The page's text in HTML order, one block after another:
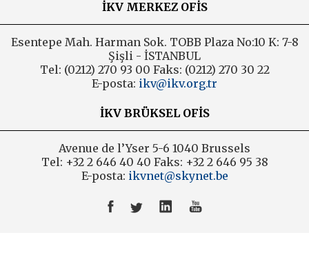
2011
2010
2008
2007
İKV MERKEZ OFİS
Esentepe Mah. Harman Sok. TOBB Plaza No:10 K: 7-8
Şişli - İSTANBUL
Tel: (0212) 270 93 00 Faks: (0212) 270 30 22
E-posta: ikv@ikv.org.tr
İKV BRÜKSEL OFİS
Avenue de l’Yser 5-6 1040 Brussels
Tel: +32 2 646 40 40 Faks: +32 2 646 95 38
E-posta: ikvnet@skynet.be